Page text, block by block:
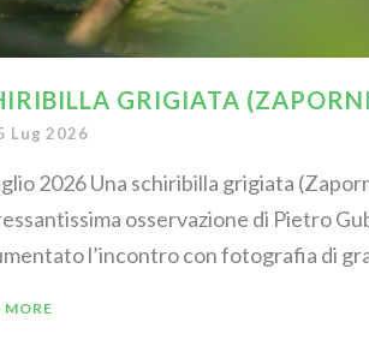
GRIGIATA
Lug 2026
2026 Una schiribilla grigiata
osservazione di Pietro
l’incontro con fotografia di
MORE